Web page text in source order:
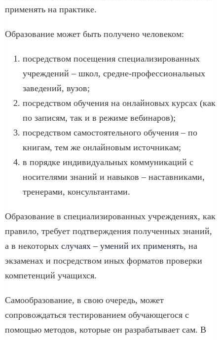
применять на практике.
Образование может быть получено человеком:
посредством посещения специализированных
учреждений – школ, средне-профессиональных
заведений, вузов;
посредством обучения на онлайновых курсах (как
по записям, так и в режиме вебинаров);
посредством самостоятельного обучения – по
книгам, тем же онлайновым источникам;
в порядке индивидуальных коммуникаций с
носителями знаний и навыков – наставниками,
тренерами, консультантами.
Образование в специализированных учреждениях, как
правило, требует подтверждения полученных знаний,
а в некоторых случаях – умений их применять, на
экзаменах и посредством иных форматов проверки
компетенций учащихся.
Самообразование, в свою очередь, может
сопровождаться тестированием обучающегося с
помощью методов, которые он разрабатывает сам. В